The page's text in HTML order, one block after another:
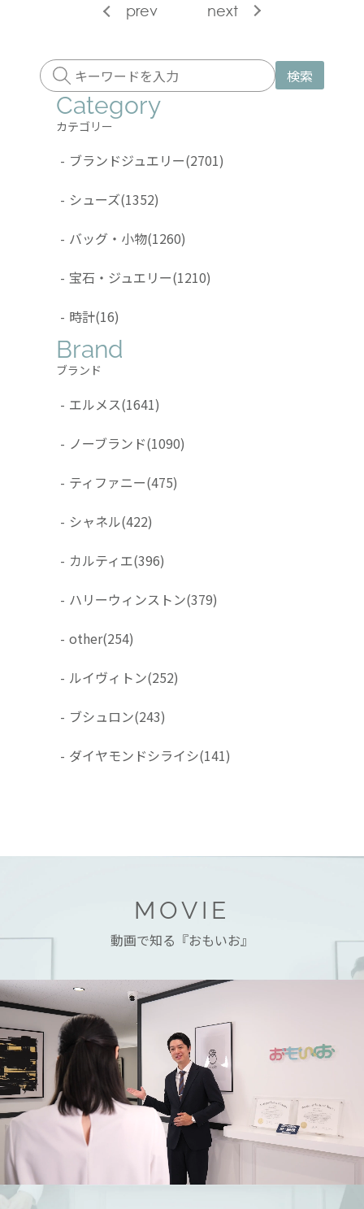
prev next
検索
Category
カテゴリー
- ブランドジュエリー(2701)
- シューズ(1352)
- バッグ・小物(1260)
- 宝石・ジュエリー(1210)
- 時計(16)
Brand
ブランド
- エルメス(1641)
- ノーブランド(1090)
- ティファニー(475)
- シャネル(422)
- カルティエ(396)
- ハリーウィンストン(379)
- other(254)
- ルイヴィトン(252)
- ブシュロン(243)
- ダイヤモンドシライシ(141)
MOVIE
動画で知る『おもいお』